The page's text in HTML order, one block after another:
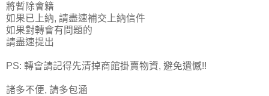
將暫除會籍
如果已上納, 請盡速補交上納信件
如果對轉會有問題的
請盡速提出
PS: 轉會請記得先清掉商館掛賣物資, 避免遺憾!!
諸多不便, 請多包涵